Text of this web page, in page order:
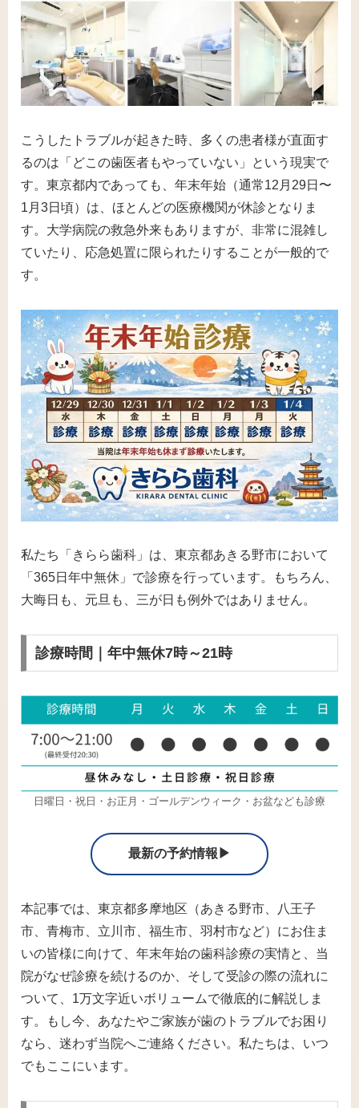
こうしたトラブルが起きた時、多くの患者様が直面す
るのは「どこの歯医者もやっていない」という現実で
す。東京都内であっても、年末年始（通常12月29日〜
1月3日頃）は、ほとんどの医療機関が休診となりま
す。大学病院の救急外来もありますが、非常に混雑し
ていたり、応急処置に限られたりすることが一般的で
す。
私たち「きらら歯科」は、東京都あきる野市において
「365日年中無休」で診療を行っています。もちろん、
大晦日も、元旦も、三が日も例外ではありません。
診療時間｜年中無休7時～21時
日曜日・祝日・お正月・ゴールデンウィーク・お盆なども診療
最新の予約情報▶
本記事では、東京都多摩地区（あきる野市、八王子
市、青梅市、立川市、福生市、羽村市など）にお住ま
いの皆様に向けて、年末年始の歯科診療の実情と、当
院がなぜ診療を続けるのか、そして受診の際の流れに
ついて、1万文字近いボリュームで徹底的に解説しま
す。もし今、あなたやご家族が歯のトラブルでお困り
なら、迷わず当院へご連絡ください。私たちは、いつ
でもここにいます。